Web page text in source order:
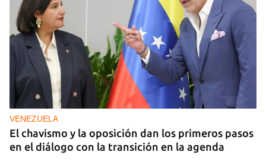
VENEZUELA
El chavismo y la oposición dan los primeros pasos
en el diálogo con la transición en la agenda